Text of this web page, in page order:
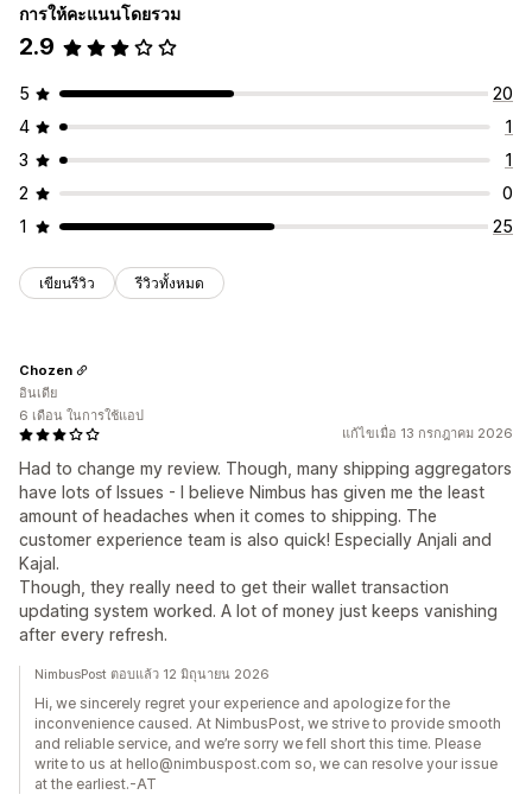
การให้คะแนนโดยรวม
2.9
5
20
4
1
3
1
2
0
1
25
เขียนรีวิว รีวิวทั้งหมด
แก้ไขเมื่อ 13 กรกฎาคม 2026
Had to change my review. Though, many shipping aggregators
have lots of Issues - I believe Nimbus has given me the least
amount of headaches when it comes to shipping. The
customer experience team is also quick! Especially Anjali and
Kajal.
Though, they really need to get their wallet transaction
updating system worked. A lot of money just keeps vanishing
after every refresh.
Chozen
อินเดีย
6 เดือน ในการใช้แอป
NimbusPost ตอบแล้ว 12 มิถุนายน 2026
Hi, we sincerely regret your experience and apologize for the
inconvenience caused. At NimbusPost, we strive to provide smooth
and reliable service, and we’re sorry we fell short this time. Please
write to us at hello@nimbuspost.com so, we can resolve your issue
at the earliest.-AT